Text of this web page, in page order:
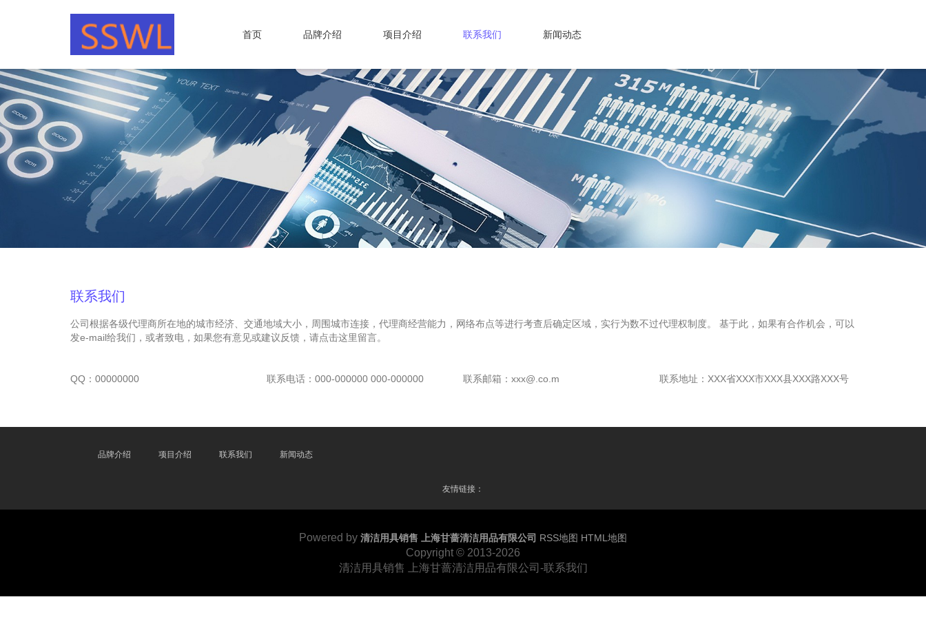
首页 品牌介绍 项目介绍 联系我们 新闻动态
联系我们
公司根据各级代理商所在地的城市经济、交通地域大小，周围城市连接，代理商经营能力，网络布点等进行考查后确定区域，实行为数不过代理权制度。 基于此，如果有合作机会，可以
发e-mail给我们，或者致电，如果您有意见或建议反馈，请点击这里留言。
QQ：00000000 联系电话：000-000000 000-000000 联系邮箱：xxx@.co.m 联系地址：XXX省XXX市XXX县XXX路XXX号
品牌介绍 项目介绍 联系我们 新闻动态
友情链接：
Powered by 清洁用具销售 上海甘蔷清洁用品有限公司 RSS地图 HTML地图
Copyright © 2013-2026
清洁用具销售 上海甘蔷清洁用品有限公司-联系我们